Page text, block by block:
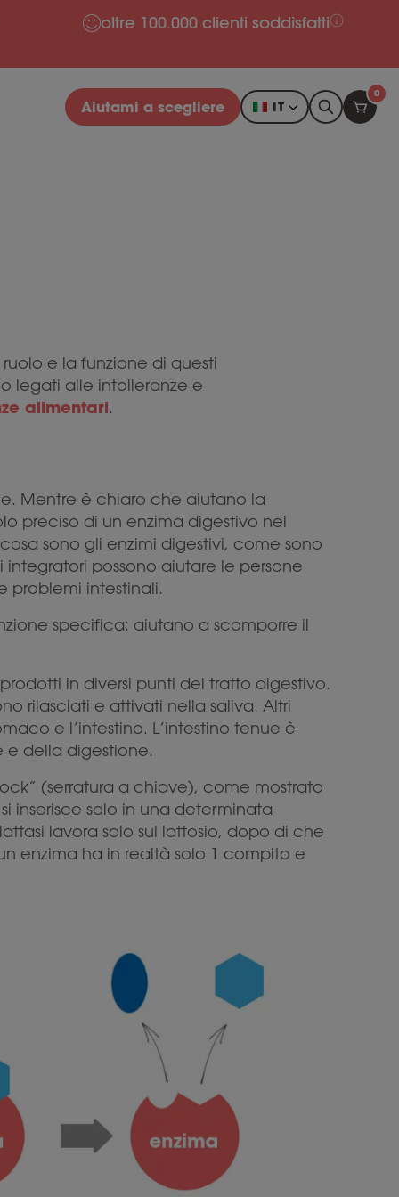
oltre 100.000 clienti soddisfatti
Aiutami a scegliere IT
0
e la funzione di questi
legati alle intolleranze e
alimentari.
Mentre è chiaro che aiutano la
preciso di un enzima digestivo nel
sono gli enzimi digestivi, come sono
possono aiutare le persone
problemi intestinali.
specifica: aiutano a scomporre il
in diversi punti del tratto digestivo.
rilasciati e attivati nella saliva. Altri
e l’intestino. L’intestino tenue è
e della digestione.
(serratura a chiave), come mostrato
inserisce solo in una determinata
lavora solo sul lattosio, dopo di che
enzima ha in realtà solo 1 compito e